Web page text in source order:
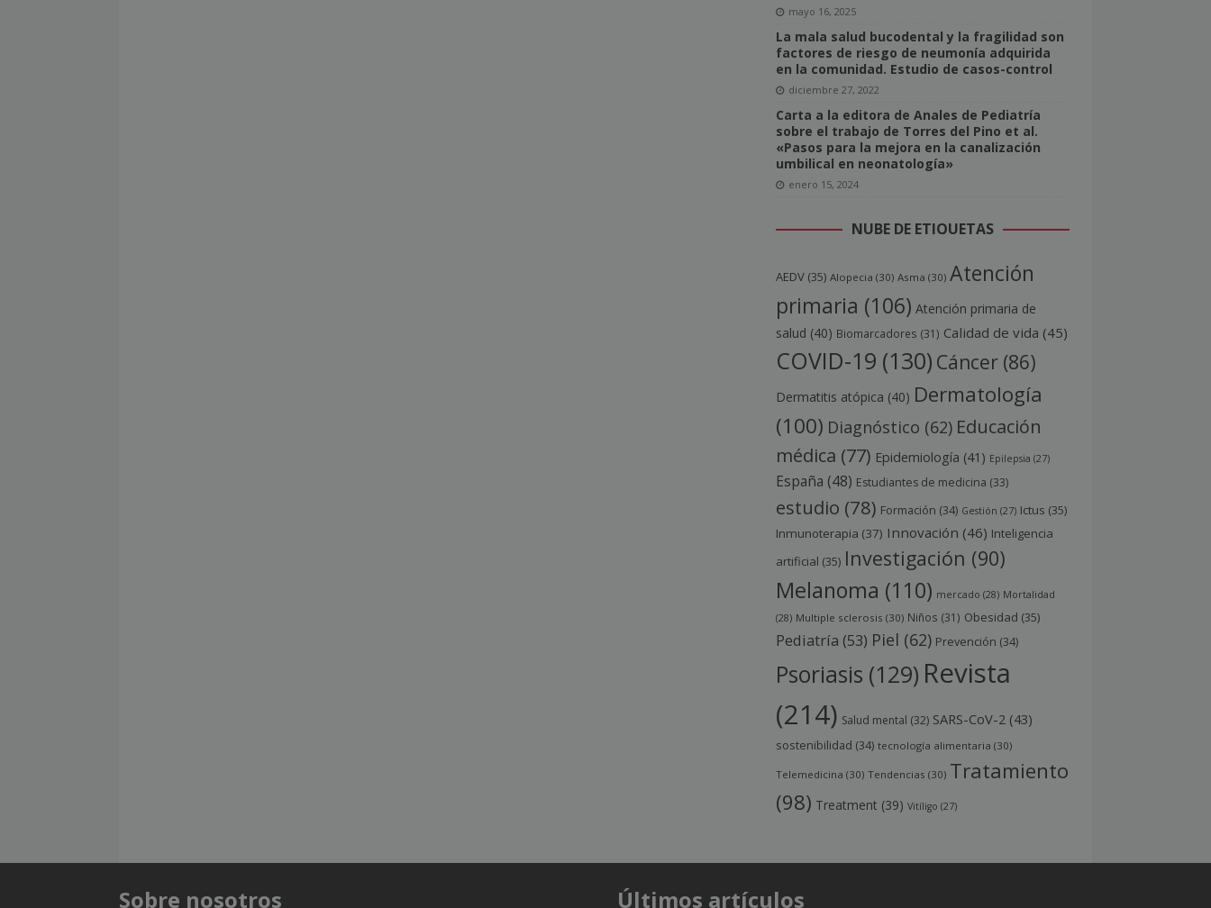
mayo 16, 2025
La mala salud bucodental y la fragilidad son
factores de riesgo de neumonía adquirida
en la comunidad. Estudio de casos-control
diciembre 27, 2022
Carta a la editora de Anales de Pediatría
sobre el trabajo de Torres del Pino et al.
«Pasos para la mejora en la canalización
umbilical en neonatología»
enero 15, 2024
NUBE DE ETIQUETAS
AEDV(35) Alopecia (30) Asma (30) Atención
primaria (106) Atención primaria de
salud (40) Biomarcadores (31) Calidad de vida (45)
COVID-19 (130) Cáncer(86)
Dermatitis atópica (40) Dermatología
(100) Diagnóstico (62) Educación
médica (77) Epidemiología (41) Epilepsia (27)
España (48) Estudiantes de medicina (33)
estudio (78) Formación (34) Gestión (27) Ictus (35)
Inmunoterapia (37) Innovación (46) Inteligencia
artificial (35) Investigación (90)
Melanoma (110) mercado (28) Mortalidad
(28) Multiple sclerosis (30) Niños (31) Obesidad (35)
Pediatría (53) Piel (62) Prevención (34)
Psoriasis (129) Revista
(214) Salud mental (32) SARS-CoV-2 (43)
sostenibilidad (34) tecnología alimentaria (30)
Telemedicina (30) Tendencias (30) Tratamiento
(98) Treatment (39) Vitíligo (27)
Sobre nosotros Últimos artículos